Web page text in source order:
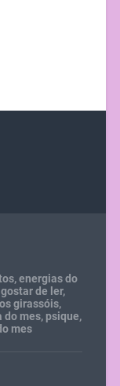
,energias do
lgostar de ler,
girassóis,
do mes, psique,
mes